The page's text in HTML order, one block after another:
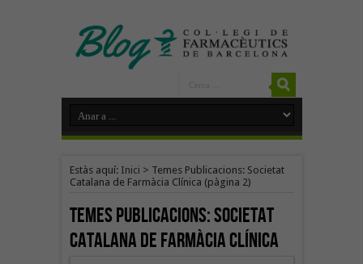
Estàs aquí: Inici > Temes Publicacions: Societat
Catalana de Farmàcia Clínica (pàgina 2)
Temes Publicacions:Societat
Catalana de Farmàcia Clínica